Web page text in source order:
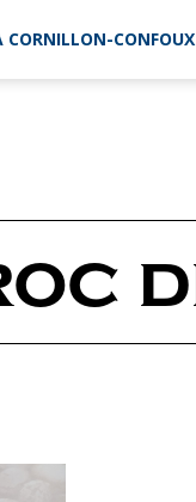
CORNILLON-CONFOUX